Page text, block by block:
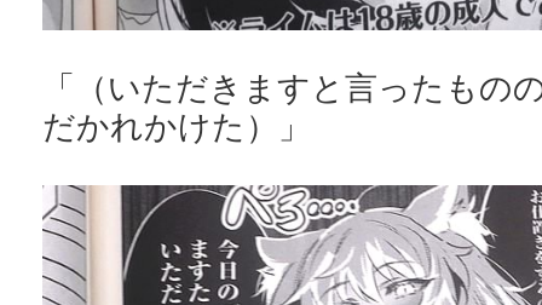
「（いただきますと言ったもの
だかれかけた）」